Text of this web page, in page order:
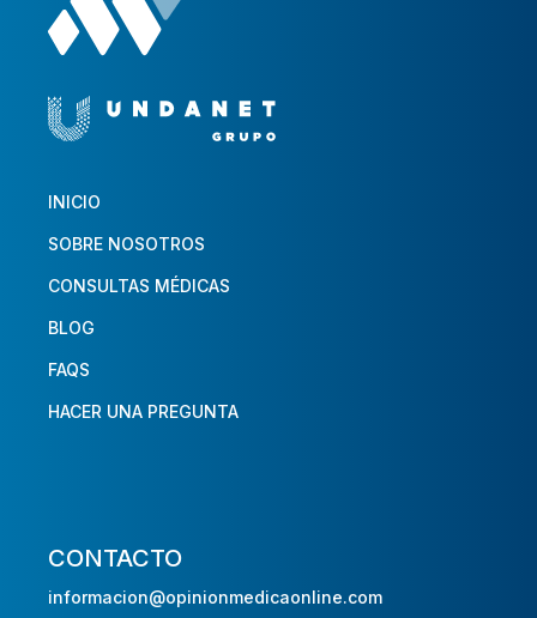
INICIO
SOBRE NOSOTROS
CONSULTAS MÉDICAS
BLOG
FAQS
HACER UNA PREGUNTA
CONTACTO
informacion@opinionmedicaonline.com